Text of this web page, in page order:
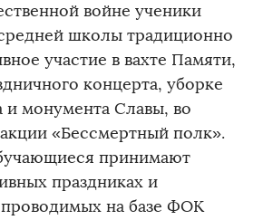
войне ученики
школы традиционно
участие в вахте Памяти,
концерта, уборке
и монумента Славы, во
«Бессмертный полк».
принимают
праздниках и
на базе ФОК